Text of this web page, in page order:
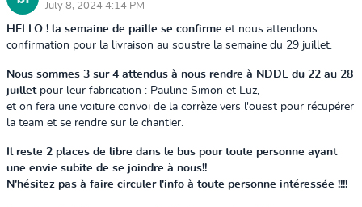
July 8, 2024 4:14 PM
HELLO ! la semaine de paille se confirme et nous attendons
confirmation pour la livraison au soustre la semaine du 29 juillet.
Nous sommes 3 sur 4 attendus à nous rendre à NDDL du 22 au 28
juilletpour leur fabrication : Pauline Simon et Luz,
et on fera une voiture convoi de la corrèze vers l'ouest pour récupérer
la team et se rendre sur le chantier.
Il reste 2 places de libre dans le bus pour toute personne ayant
une envie subite de se joindre à nous!!
N'hésitez pas à faire circuler l'info à toute personne intéressée !!!!